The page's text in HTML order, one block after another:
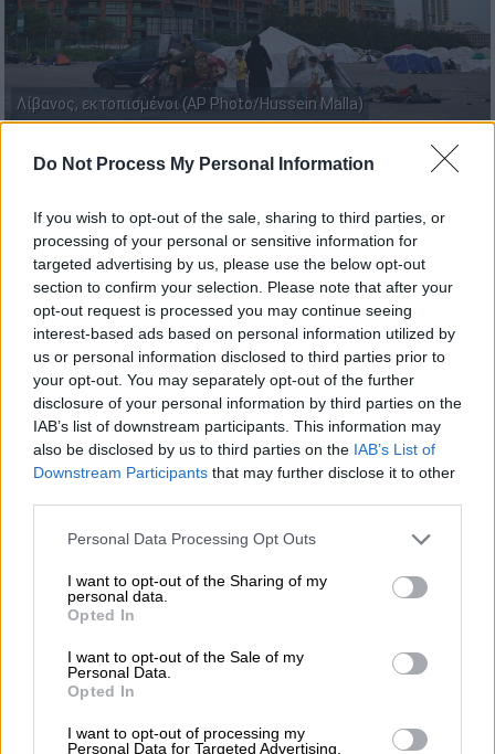
Do Not Process My Personal Information
If you wish to opt-out of the sale, sharing to third parties, or
processing of your personal or sensitive information for
targeted advertising by us, please use the below opt-out
section to confirm your selection. Please note that after your
opt-out request is processed you may continue seeing
interest-based ads based on personal information utilized by
us or personal information disclosed to third parties prior to
your opt-out. You may separately opt-out of the further
disclosure of your personal information by third parties on the
IAB’s list of downstream participants. This information may
also be disclosed by us to third parties on the IAB’s List of
Downstream Participants that may further disclose it to other
Please note that this website/app uses one or more Google
not limited to your visit or usage behaviour. You may click to
grant or deny consent to Google and its third-party tags to
use your data for below specified purposes in below Google
consent section.
Personal Data Processing Opt Outs
I want to opt-out of the Sharing of my
personal data.
Opted In
I want to opt-out of the Sale of my
Personal Data.
Opted In
I want to opt-out of processing my
Personal Data for Targeted Advertising.
Λίβανος, εκτοπισμένοι (AP Photo/Hussein Malla)
Προσθέστε το ΕΘΝΟΣ στη Google
Τέσσερις άνθρωποισκοτώθηκανσήμερα
(25/4) σεισραηλινές επιθέσειςστον νότιο
Λίβανο , όπως ανακοίνωσε το Υπουργείο
Υγείας της χώρας, παρά τηνπαράταση της
εύθραυστης εκεχειρίαςανάμεσα στο Ισραήλ
και την Χεζμπολάχ.
«Δύο πλήγματα τουισραηλινούεχθρού,
εναντίον ενός φορτηγού και μίας μηχανής
στην κοινότητα Γιαμόρ αλ-Σακίφ, στην
επαρχία της Ναμπατίγια, προκάλεσαν τον
θάνατο τεσσάρων ανθρώπων», αναφέρεται
σε ανακοίνωση του Υπουργείου Υγείας του
Λιβάνου.
ΔΙΑΒΑΣΤΕ ΕΠΙΣΗΣ
Το όνομά της ήταν Αμάλ Χαλίλ: